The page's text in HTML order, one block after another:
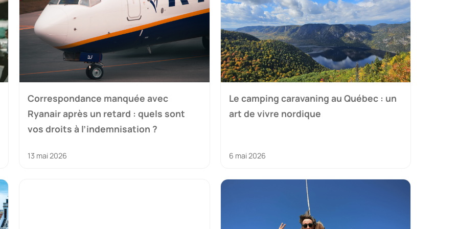
Correspondance manquée avec
Ryanair après un retard : quels sont
vos droits à l’indemnisation ?
13 mai 2026
Le camping caravaning au Québec : un
art de vivre nordique
6 mai 2026